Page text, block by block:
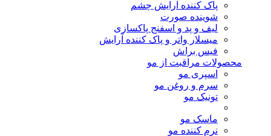
پاک کننده آرایش چشم
شوینده صورت
لیف و پد و اسفنج پاکسازی
میسلار واتر و پاک کننده آرایش
فیس براش
محصولات مراقبت از مو
اسپری مو
سرم و روغن مو
تونیک مو
ماسک مو
نرم کننده مو